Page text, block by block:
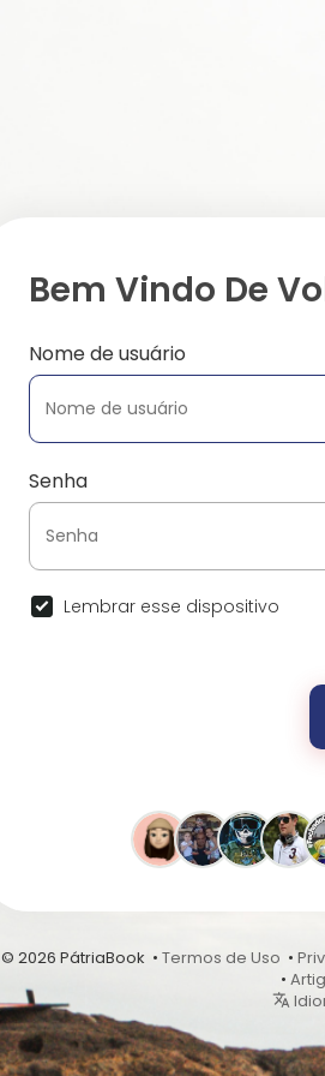
Bem Vindo De
Nome de usuário
Senha
Lembrar esse dispositivo
© 2026 PátriaBook • Termos de Uso •
•